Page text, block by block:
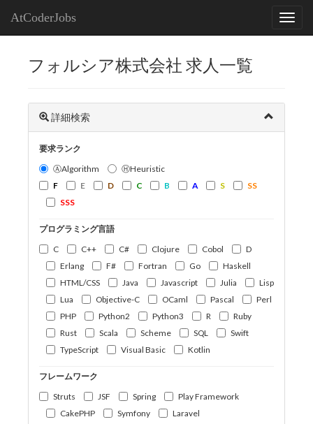
AtCoderJobs
フォルシア株式会社 求人一覧
詳細検索
要求ランク
ⒶAlgorithm
ⒽHeuristic
F
E D C B A S
SS
SSS
プログラミング言語
C
C++ C# Clojure Cobol
D
Erlang
F# Fortran Go
Haskell
HTML/CSS
Java Javascript Julia
Lisp
Lua
Objective-C OCaml Pascal
Perl
PHP
Python2 Python3 R
Ruby
Rust
Scala Scheme SQL
Swift
TypeScript
Visual Basic Kotlin
フレームワーク
Struts
JSF Spring
Play Framework
CakePHP
Symfony
Laravel